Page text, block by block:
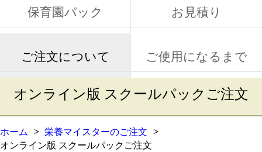
保育園パック お見積り
ご注文について ご使用になるまで
オンライン版 スクールパックご注文
ホーム
栄養マイスターのご注文
オンライン版 スクールパックご注文